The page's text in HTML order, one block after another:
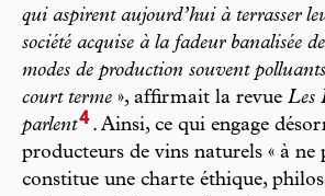
qui aspirent aujourd’hui à terrasser
société acquise à la fadeur banalisée
modes de production souvent
court terme », affirmait la revue Les
parlent4. Ainsi, ce qui engage
producteurs de vins naturels « à ne
constitue une charte éthique,